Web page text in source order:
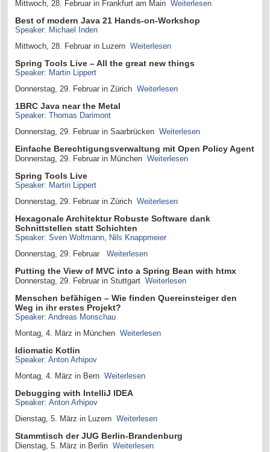
Mittwoch, 28. Februar in Frankfurt am Main Weiterlesen
Best of modern Java 21 Hands-on-Workshop
Speaker: Michael Inden
Mittwoch, 28. Februar in Luzern Weiterlesen
Spring Tools Live – All the great new things
Speaker: Martin Lippert
Donnerstag, 29. Februar in Zürich Weiterlesen
1BRC Java near the Metal
Speaker: Thomas Darimont
Donnerstag, 29. Februar in Saarbrücken Weiterlesen
Einfache Berechtigungsverwaltung mit Open Policy Agent
Donnerstag, 29. Februar in München Weiterlesen
Spring Tools Live
Speaker: Martin Lippert
Donnerstag, 29. Februar in Zürich Weiterlesen
Hexagonale Architektur Robuste Software dank
Schnittstellen statt Schichten
Speaker: Sven Woltmann, Nils Knappmeier
Donnerstag, 29. Februar
Weiterlesen
Putting the View of MVC into a Spring Bean with htmx
Donnerstag, 29. Februar in Stuttgart Weiterlesen
Menschen befähigen – Wie finden Quereinsteiger den
Weg in ihr erstes Projekt?
Speaker: Andreas Monschau
Montag, 4. März in München Weiterlesen
Idiomatic Kotlin
Speaker: Anton Arhipov
Montag, 4. März in Bern Weiterlesen
Debugging with IntelliJ IDEA
Speaker: Anton Arhipov
Dienstag, 5. März in Luzern Weiterlesen
Stammtisch der JUG Berlin-Brandenburg
Dienstag, 5. März in Berlin Weiterlesen